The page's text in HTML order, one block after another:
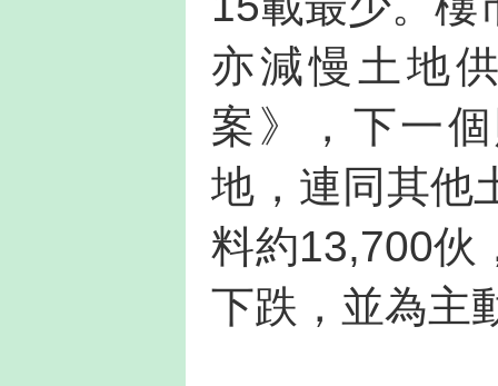
亦減慢土地
案》，下一
地，連同其他
料約13,700伙
下跌，並為主